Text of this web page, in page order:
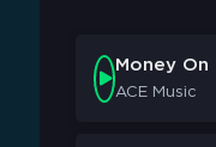
Money On
ACE Music